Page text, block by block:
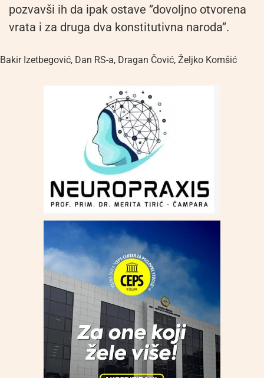
pozvavši ih da ipak ostave ”dovoljno otvorena
vrata i za druga dva konstitutivna naroda”.
Bakir Izetbegović, Dan RS-a, Dragan Čović, Željko Komšić